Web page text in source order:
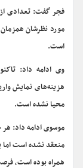
فجر گفت: تعدادی از
مورد نظرشان همزمان
است.
هزینه‌های نمایش
محیا نشده است.
موسوی ادامه داد: هر
منعقد نشده است اما
همراه بوده است،